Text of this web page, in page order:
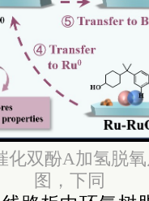
化双酚A加氢脱
图，下同